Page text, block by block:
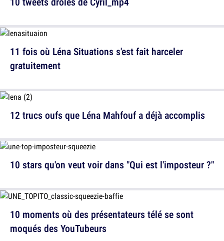
12 trucs oufs que Léna Mahfouf a déjà accomplis
10 moments où des présentateurs télé se sont
moqués des YouTubeurs
11 fois où Léna Situations s'est fait harceler
gratuitement
10 stars qu'on veut voir dans "Qui est l'imposteur ?"